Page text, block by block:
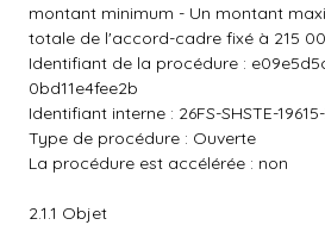
montant minimum - Un montant
totale de l'accord-cadre fixé à 215
Identifiant de la procédure :
0bd11e4fee2b
Identifiant interne : 26FS-SHSTE-
Type de procédure : Ouverte
La procédure est accélérée : non
2.1.1 Objet